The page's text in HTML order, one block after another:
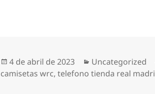
Publicado
el
4 de abril de 2023 Categorías
Uncategorized
camisetas wrc,telefono tienda real